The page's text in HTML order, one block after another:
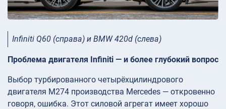
Infiniti Q60 (справа) и BMW 420d (слева)
Проблема двигателя Infiniti — и более глубокий вопрос
Выбор турбированного четырёхцилиндрового
двигателя M274 производства Mercedes — откровенно
говоря, ошибка. Этот силовой агрегат имеет хорошо